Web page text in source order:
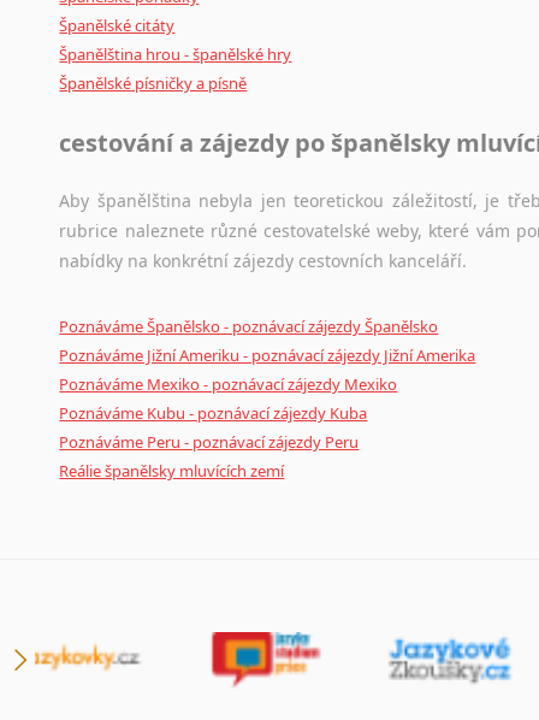
Španělské citáty
Španělština hrou - španělské hry
Španělské písničky a písně
cestování a zájezdy po španělsky
Aby španělština nebyla jen teoretickou záležitostí, je
rubrice naleznete různé cestovatelské weby, které vám
nabídky na konkrétní zájezdy cestovních kanceláří.
Poznáváme Španělsko - poznávací zájezdy Španělsko
Poznáváme Jižní Ameriku - poznávací zájezdy Jižní Amerika
Poznáváme Mexiko - poznávací zájezdy Mexiko
Poznáváme Kubu - poznávací zájezdy Kuba
Poznáváme Peru - poznávací zájezdy Peru
Reálie španělsky mluvících zemí